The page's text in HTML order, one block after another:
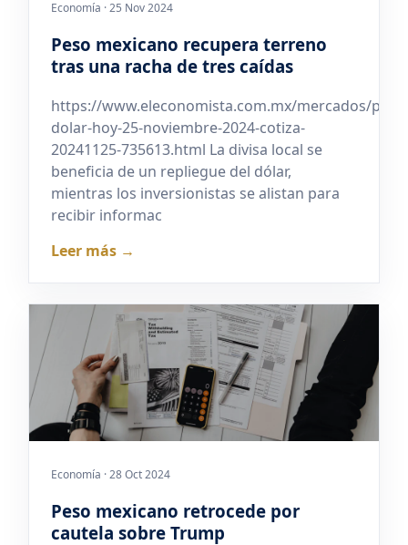
Economía · 25 Nov 2024
Peso mexicano recupera terreno
tras una racha de tres caídas
https://www.eleconomista.com.mx/mercados/
dolar-hoy-25-noviembre-2024-cotiza-
20241125-735613.html La divisa local se
beneficia de un repliegue del dólar,
mientras los inversionistas se alistan para
recibir informac
Leer más →
Economía · 28 Oct 2024
Peso mexicano retrocede por
cautela sobre Trump